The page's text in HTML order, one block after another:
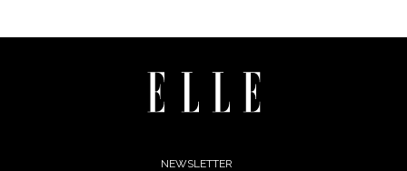
NEWSLETTER